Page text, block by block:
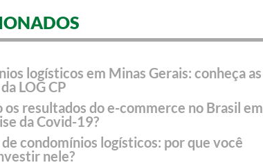
logísticos em Minas Gerais: conheça as
LOG CP
os resultados do e-commerce no Brasil em
da Covid-19?
condomínios logísticos: por que você
nele?